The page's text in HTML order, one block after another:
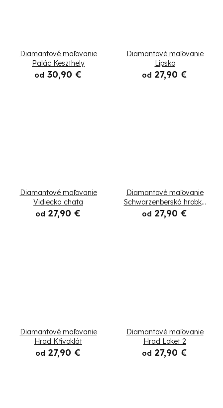
Diamantové maľovanie
Palác Keszthely
od 30,90 €
Diamantové maľovanie
Lipsko
od 27,90 €
Diamantové maľovanie
Vidiecka chata
od 27,90 €
Diamantové maľovanie
Schwarzenberská hrobka
2
od 27,90 €
Diamantové maľovanie
Hrad Křivoklát
od 27,90 €
Diamantové maľovanie
Hrad Loket 2
od 27,90 €